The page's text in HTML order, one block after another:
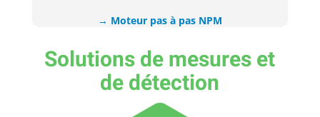
→ Moteur pas à pas NPM​
Solutions de mesures et
de détection